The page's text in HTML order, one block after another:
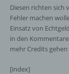
Diesen richten sich
Fehler machen
Einsatz von
in den
mehr Credits
[index]